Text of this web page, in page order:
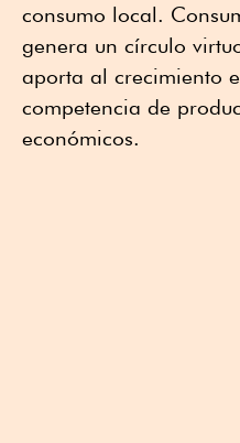
consumo local.
genera un círculo
aporta al crecimiento
competencia de
económicos.